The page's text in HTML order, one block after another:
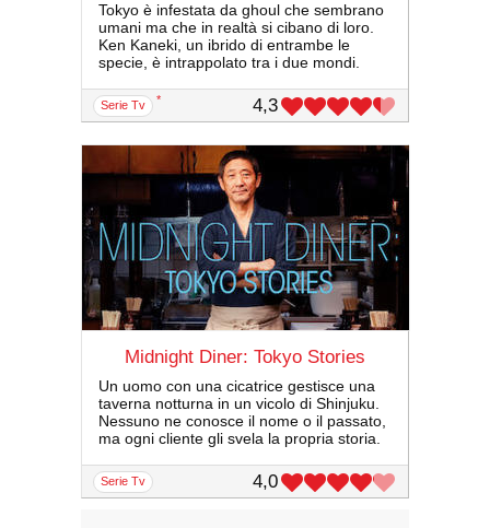
Tokyo è infestata da ghoul che sembrano
umani ma che in realtà si cibano di loro.
Ken Kaneki, un ibrido di entrambe le
specie, è intrappolato tra i due mondi.
serie Tv * 4,3
Midnight Diner: Tokyo Stories
Un uomo con una cicatrice gestisce una
taverna notturna in un vicolo di Shinjuku.
Nessuno ne conosce il nome o il passato,
ma ogni cliente gli svela la propria storia.
serie Tv 4,0